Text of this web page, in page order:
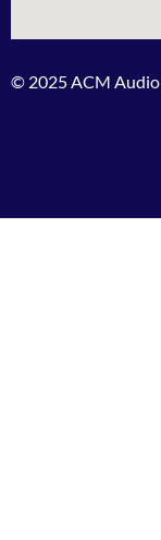
© 2025 ACM Audio